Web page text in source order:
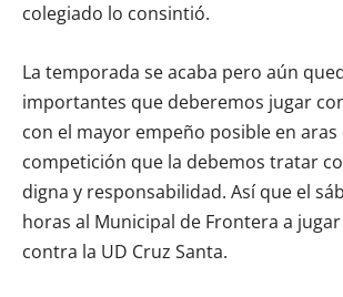
colegiado lo consintió.
La temporada se acaba pero aún
importantes que deberemos jugar
con el mayor empeño posible en aras
competición que la debemos tratar
digna y responsabilidad. Así que el
horas al Municipal de Frontera a
contra la UD Cruz Santa.